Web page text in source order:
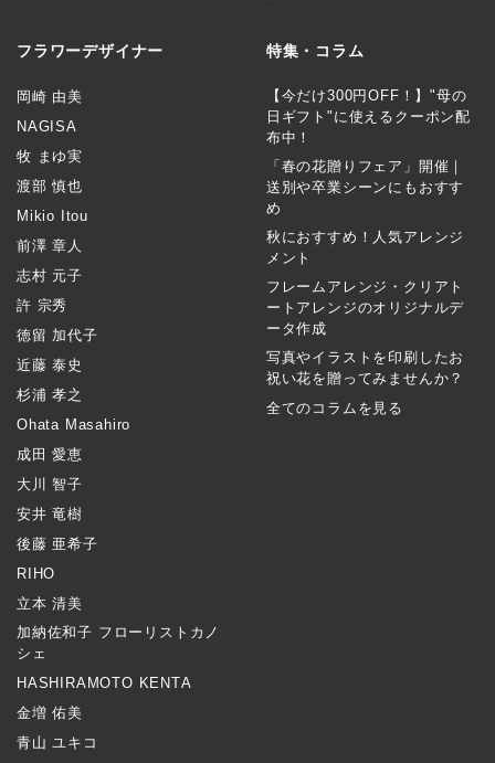
フラワーデザイナー
岡崎 由美
NAGISA
牧 まゆ実
渡部 慎也
Mikio Itou
前澤 章人
志村 元子
許 宗秀
徳留 加代子
近藤 泰史
杉浦 孝之
Ohata Masahiro
成田 愛恵
大川 智子
安井 竜樹
後藤 亜希子
RIHO
立本 清美
加納佐和子 フローリストカノ
シェ
HASHIRAMOTO KENTA
金増 佑美
青山 ユキコ
特集・コラム
【今だけ300円OFF！】"母の
日ギフト"に使えるクーポン配
布中！
「春の花贈りフェア」開催｜
送別や卒業シーンにもおすす
め
秋におすすめ！人気アレンジ
メント
フレームアレンジ・クリアト
ートアレンジのオリジナルデ
ータ作成
写真やイラストを印刷したお
祝い花を贈ってみませんか？
全てのコラムを見る